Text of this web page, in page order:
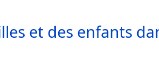
et des enfants